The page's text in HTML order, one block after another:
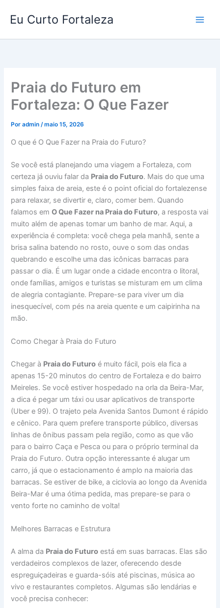
para
conteúdo
Eu Curto Fortaleza
Praia do Futuro em
Fortaleza: O Que Fazer
Poradmin/maio 15, 2026
O que é O Que Fazer na Praia do Futuro?
Se você está planejando uma viagem a Fortaleza, com
certeza já ouviu falar da Praia do Futuro. Mais do que uma
simples faixa de areia, este é o point oficial do fortalezense
para relaxar, se divertir e, claro, comer bem. Quando
falamos emO Que Fazer na Praia do Futuro, a resposta vai
muito além de apenas tomar um banho de mar. Aqui, a
experiência é completa: você chega pela manhã, sente a
brisa salina batendo no rosto, ouve o som das ondas
quebrando e escolhe uma das icônicas barracas para
passar o dia. É um lugar onde a cidade encontra o litoral,
onde famílias, amigos e turistas se misturam em um clima
de alegria contagiante. Prepare-se para viver um dia
inesquecível, com pés na areia quente e um caipirinha na
mão.
Como Chegar à Praia do Futuro
Chegar à Praia do Futuro é muito fácil, pois ela fica a
apenas 15-20 minutos do centro de Fortaleza e do bairro
Meireles. Se você estiver hospedado na orla da Beira-Mar,
a dica é pegar um táxi ou usar aplicativos de transporte
(Uber e 99). O trajeto pela Avenida Santos Dumont é rápido
e cênico. Para quem prefere transporte público, diversas
linhas de ônibus passam pela região, como as que vão
para o bairro Caça e Pesca ou para o próprio terminal da
Praia do Futuro. Outra opção interessante é alugar um
carro, já que o estacionamento é amplo na maioria das
barracas. Se estiver de bike, a ciclovia ao longo da Avenida
Beira-Mar é uma ótima pedida, mas prepare-se para o
vento forte no caminho de volta!
Melhores Barracas e Estrutura
A alma da Praia do Futuro está em suas barracas. Elas são
verdadeiros complexos de lazer, oferecendo desde
espreguiçadeiras e guarda-sóis até piscinas, música ao
vivo e restaurantes completos. Algumas são lendárias e
você precisa conhecer: